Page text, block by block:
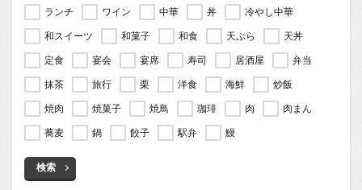
ランチ
ワイン 中華 丼
冷やし中華
和スイーツ
和菓子 和食 天ぷら
天丼
定食
宴会 宴席 寿司 居酒屋
弁当
抹茶
旅行 栗 洋食 海鮮
炒飯
焼肉
焼菓子 焼鳥 珈琲 肉
肉まん
蕎麦
鍋 餃子 駅弁 鰻
検索